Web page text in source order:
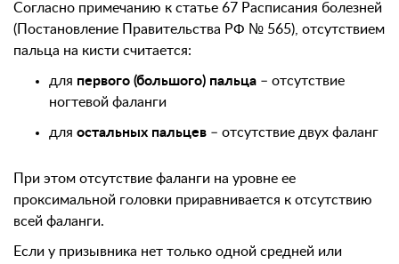
Согласно примечанию к статье 67 Расписания болезней
(Постановление Правительства РФ № 565), отсутствием
пальца на кисти считается:
для первого (большого) пальца – отсутствие
ногтевой фаланги
для остальных пальцев – отсутствие двух фаланг
При этом отсутствие фаланги на уровне ее
проксимальной головки приравнивается к отсутствию
всей фаланги.
Если у призывника нет только одной средней или